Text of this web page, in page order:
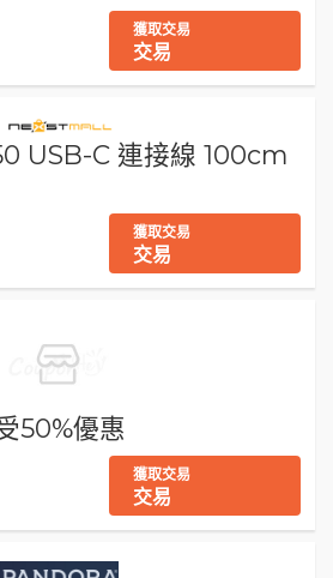
獲取交易
交易
USB-C 連接線 100cm
獲取交易
交易
50%優惠
獲取交易
交易